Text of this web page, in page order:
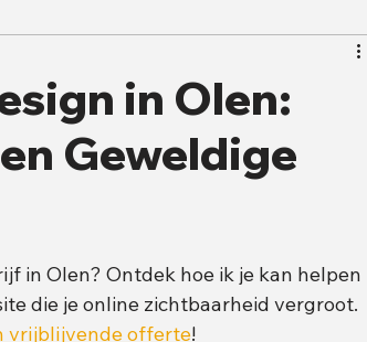
in Olen:
Geweldige
in Olen? Ontdek hoe ik je kan helpen
die je online zichtbaarheid vergroot.
vrijblijvende offerte!